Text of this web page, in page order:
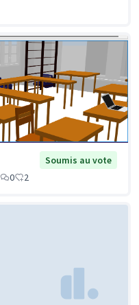
Soumis au vote
0 2